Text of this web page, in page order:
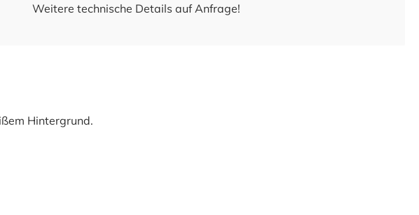
Weitere technische Details auf Anfrage!